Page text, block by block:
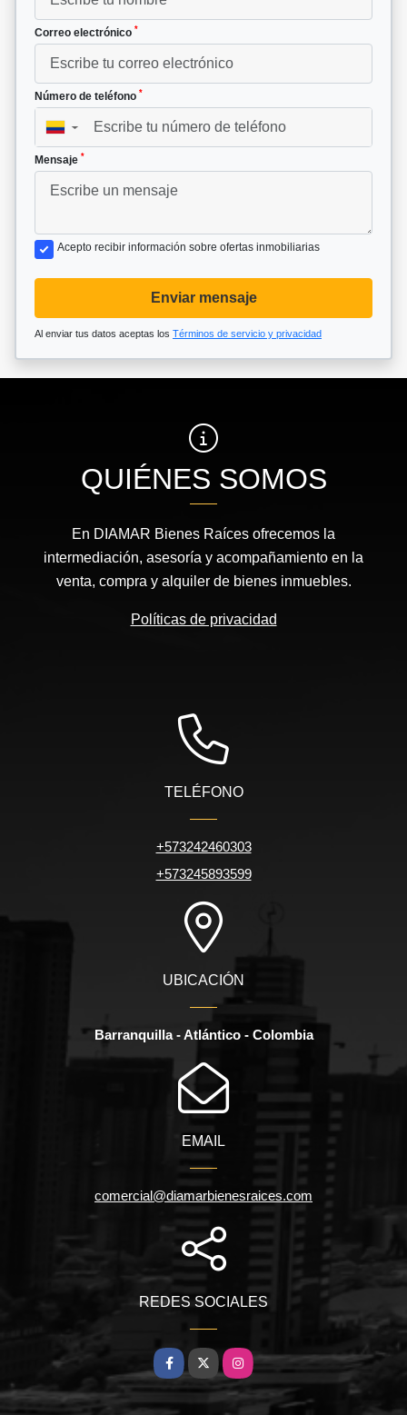
Correo electrónico *
Número de teléfono *
▼
Mensaje *
Acepto recibir información sobre ofertas inmobiliarias
Enviar mensaje
Al enviar tus datos aceptas los Términos de servicio y privacidad
QUIÉNES SOMOS
En DIAMAR Bienes Raíces ofrecemos la
intermediación, asesoría y acompañamiento en la
venta, compra y alquiler de bienes inmuebles.
Políticas de privacidad
TELÉFONO
+573242460303
+573245893599
UBICACIÓN
Barranquilla - Atlántico - Colombia
EMAIL
comercial@diamarbienesraices.com
REDES SOCIALES
Facebook
X Instagram